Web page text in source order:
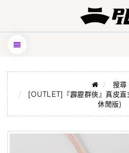
搜尋
[OUTLET]『霹靂群俠』真皮
休閒版)